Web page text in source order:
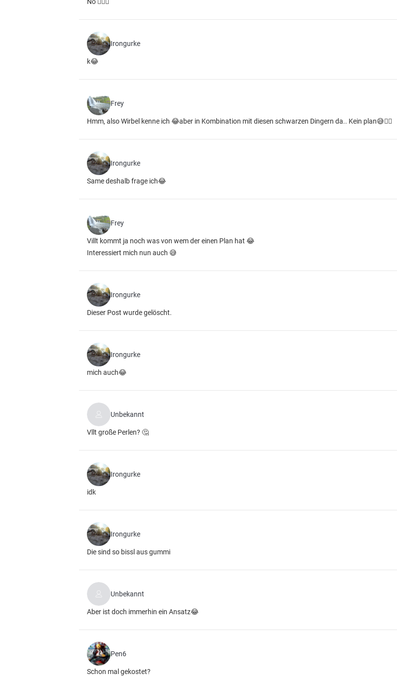
Irongurke
k😂
Frey
Hmm, also Wirbel kenne ich 😂aber in Kombination mit diesen schwarzen Dingern da.. Kein plan😅🤷‍♂️
Irongurke
Same deshalb frage ich😂
Frey
Villt kommt ja noch was von wem der einen Plan hat 😂
Interessiert mich nun auch 😅
Irongurke
Dieser Post wurde gelöscht.
Irongurke
mich auch😂
Unbekannt
Vllt große Perlen? 🤔
Irongurke
idk
Irongurke
Die sind so bissl aus gummi
Unbekannt
Aber ist doch immerhin ein Ansatz😂
Pen6
Schon mal gekostet?